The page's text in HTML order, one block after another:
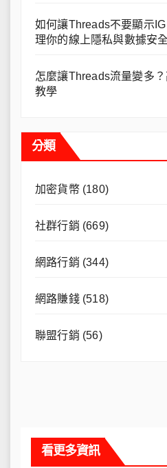
如何讓Threads不要顯示
理你的線上隱私與數據安全
怎麼讓Threads流量變多
教學
分類
加密貨幣(180)
社群行銷 (669)
網路行銷 (344)
網路賺錢(518)
聯盟行銷 (56)
看更多資訊